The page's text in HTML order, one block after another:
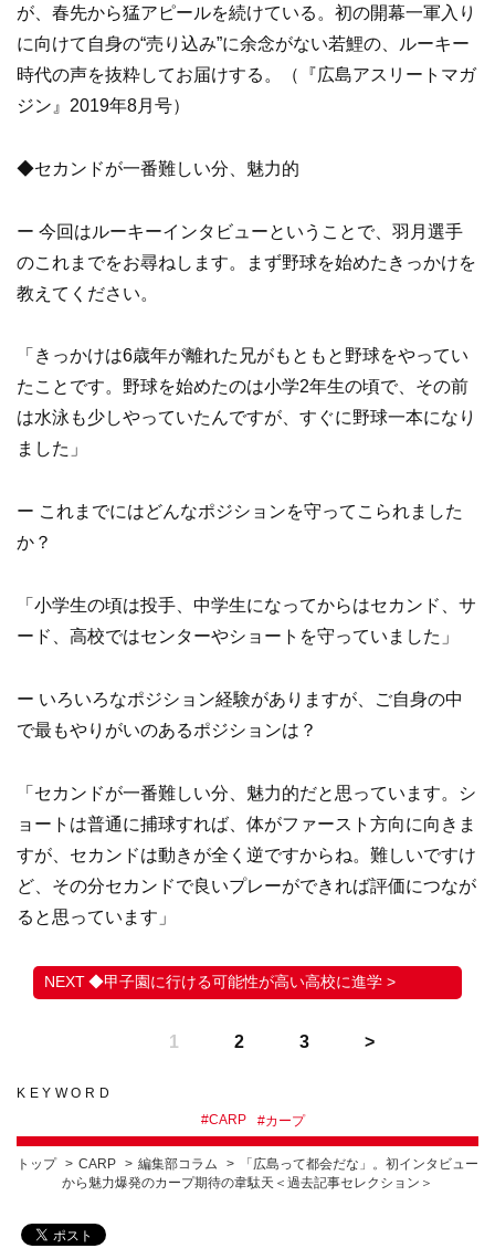
が、春先から猛アピールを続けている。初の開幕一軍入り
に向けて自身の“売り込み”に余念がない若鯉の、ルーキー
時代の声を抜粋してお届けする。（『広島アスリートマガ
ジン』2019年8月号）
◆セカンドが一番難しい分、魅力的
ー 今回はルーキーインタビューということで、羽月選手
のこれまでをお尋ねします。まず野球を始めたきっかけを
教えてください。
「きっかけは6歳年が離れた兄がもともと野球をやってい
たことです。野球を始めたのは小学2年生の頃で、その前
は水泳も少しやっていたんですが、すぐに野球一本になり
ました」
ー これまでにはどんなポジションを守ってこられました
か？
「小学生の頃は投手、中学生になってからはセカンド、サ
ード、高校ではセンターやショートを守っていました」
ー いろいろなポジション経験がありますが、ご自身の中
で最もやりがいのあるポジションは？
「セカンドが一番難しい分、魅力的だと思っています。シ
ョートは普通に捕球すれば、体がファースト方向に向きま
すが、セカンドは動きが全く逆ですからね。難しいですけ
ど、その分セカンドで良いプレーができれば評価につなが
ると思っています」
◆甲子園に行ける可能性が高い高校に進学 >
1 2 3
KEYWORD
#CARP #カープ
トップ CARP 編集部コラム
「広島って都会だな」。初インタビュー
から魅力爆発のカープ期待の韋駄天＜過去記事セレクション＞